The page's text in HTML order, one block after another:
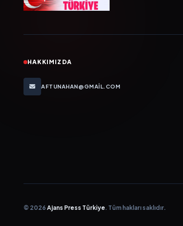
HAKKIMIZDA
AFTUNAHAN@GMAIL.COM
© 2026 Ajans Press Türkiye. Tüm hakları saklıdır.